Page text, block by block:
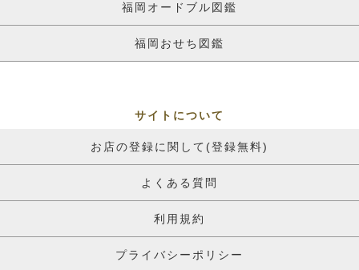
福岡オードブル図鑑
福岡おせち図鑑
サイトについて
お店の登録に関して(登録無料)
よくある質問
利用規約
プライバシーポリシー